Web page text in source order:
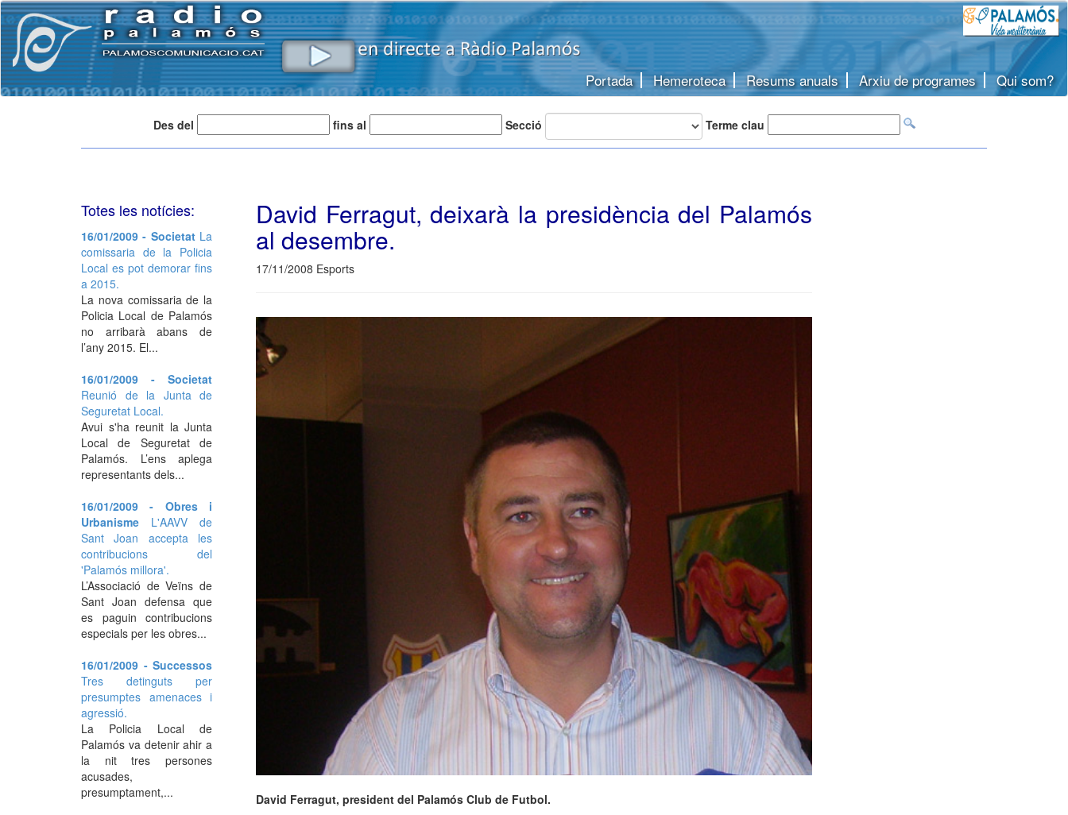
Portada Hemeroteca Resums anuals Arxiu de programes Qui som?
Des del fins al Secció Terme clau
David Ferragut, deixarà la presidència del Palamós
al desembre.
17/11/2008 Esports
David Ferragut, president del Palamós Club de Futbol.
Totes les notícies:
16/01/2009 - Societat La
comissaria de la Policia
Local es pot demorar fins
a 2015.
La nova comissaria de la
Policia Local de Palamós
no arribarà abans de
l’any 2015. El...
16/01/2009 - Societat
Reunió de la Junta de
Seguretat Local.
Avui s'ha reunit la Junta
Local de Seguretat de
Palamós. L’ens aplega
representants dels...
16/01/2009 - Obres i
Urbanisme L'AAVV de
Sant Joan accepta les
contribucions del
'Palamós millora'.
L’Associació de Veïns de
Sant Joan defensa que
es paguin contribucions
especials per les obres...
16/01/2009 - Successos
Tres detinguts per
presumptes amenaces i
agressió.
La Policia Local de
Palamós va detenir ahir a
la nit tres persones
acusades,
presumptament,...